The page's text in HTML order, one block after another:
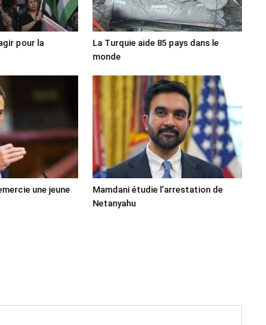
pour la
La Turquie aide 85 pays dans le
monde
une jeune
Mamdani étudie l’arrestation de
Netanyahu